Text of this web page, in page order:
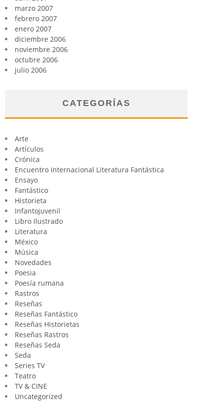
marzo 2007
febrero 2007
enero 2007
diciembre 2006
noviembre 2006
octubre 2006
julio 2006
CATEGORÍAS
Arte
Artículos
Crónica
Encuentro Internacional Literatura Fantástica
Ensayo
Fantástico
Historieta
Infantojuvenil
Libro Ilustrado
Literatura
México
Música
Novedades
Poesia
Poesía rumana
Rastros
Reseñas
Reseñas Fantástico
Reseñas Historietas
Reseñas Rastros
Reseñas Seda
Seda
Series TV
Teatro
TV & CINE
Uncategorized